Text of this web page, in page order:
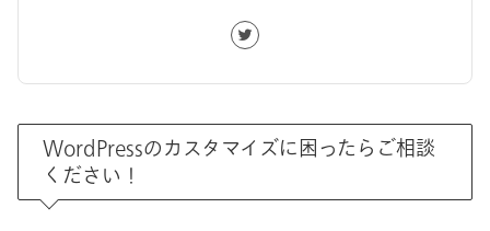
WordPressのカスタマイズに困ったらご相談
ください！